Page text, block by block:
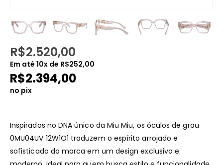
R$2.520,00
Em até 10x de R$252,00
R$2.394,00
no pix
Inspirados no DNA único da Miu Miu, os óculos de grau
0MU04UV 12W1O1 traduzem o espírito arrojado e
sofisticado da marca em um design exclusivo e